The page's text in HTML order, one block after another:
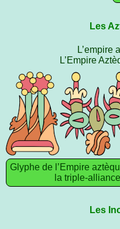
Les
L’empire
L’Empire
Glyphe de l’Empire
la triple-
Les